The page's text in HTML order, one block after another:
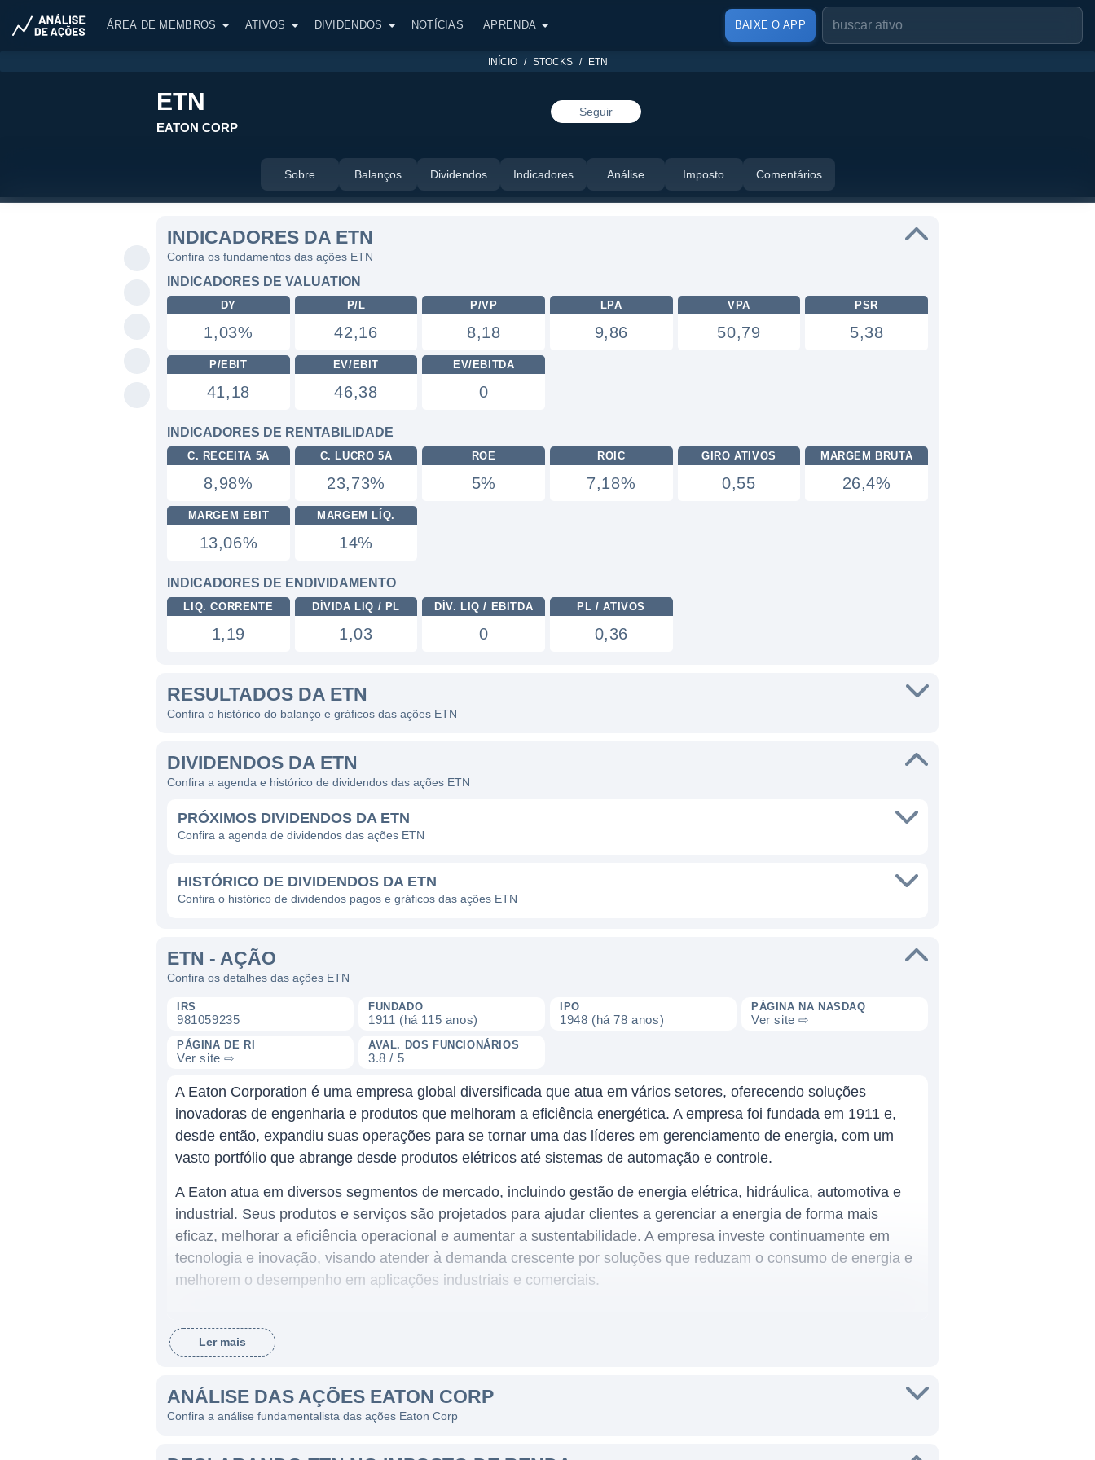
ÁREA DE MEMBROS ATIVOS DIVIDENDOS NOTÍCIAS APRENDA BAIXE O APP
INÍCIO STOCKS ETN
ETN
EATON CORP
Seguir
Sobre Balanços Dividendos Indicadores Análise Imposto Comentários
INDICADORES DA ETN
Confira os fundamentos das ações ETN
INDICADORES DE VALUATION
DY
1,03%
P/L
42,16
P/VP
8,18
LPA
9,86
VPA
50,79
PSR
5,38
P/EBIT
41,18
EV/EBIT
46,38
EV/EBITDA
0
INDICADORES DE RENTABILIDADE
C. RECEITA 5A
8,98%
C. LUCRO 5A
23,73%
ROE
5%
ROIC
7,18%
GIRO ATIVOS
0,55
MARGEM BRUTA
26,4%
MARGEM EBIT
13,06%
MARGEM LÍQ.
14%
INDICADORES DE ENDIVIDAMENTO
LIQ. CORRENTE
1,19
DÍVIDA LIQ / PL
1,03
DÍV. LIQ / EBITDA
0
PL / ATIVOS
0,36
RESULTADOS DA ETN
Confira o histórico do balanço e gráficos das ações ETN
DIVIDENDOS DA ETN
Confira a agenda e histórico de dividendos das ações ETN
PRÓXIMOS DIVIDENDOS DA ETN
Confira a agenda de dividendos das ações ETN
HISTÓRICO DE DIVIDENDOS DA ETN
Confira o histórico de dividendos pagos e gráficos das ações ETN
ETN - AÇÃO
Confira os detalhes das ações ETN
IRS
981059235
FUNDADO
1911 (há 115 anos)
IPO
1948 (há 78 anos)
PÁGINA NA NASDAQ
Ver site ⇨
PÁGINA DE RI
Ver site ⇨
AVAL. DOS FUNCIONÁRIOS
3.8 / 5
A Eaton Corporation é uma empresa global diversificada que atua em vários setores, oferecendo soluções
inovadoras de engenharia e produtos que melhoram a eficiência energética. A empresa foi fundada em 1911 e,
desde então, expandiu suas operações para se tornar uma das líderes em gerenciamento de energia, com um
vasto portfólio que abrange desde produtos elétricos até sistemas de automação e controle.
A Eaton atua em diversos segmentos de mercado, incluindo gestão de energia elétrica, hidráulica, automotiva e
industrial. Seus produtos e serviços são projetados para ajudar clientes a gerenciar a energia de forma mais
eficaz, melhorar a eficiência operacional e aumentar a sustentabilidade. A empresa investe continuamente em
tecnologia e inovação, visando atender à demanda crescente por soluções que reduzam o consumo de energia e
melhorem o desempenho em aplicações industriais e comerciais.
ATUAÇÃO DA EATON
O setor principal de atuação da Eaton é o gerenciamento de energia, onde oferece uma ampla gama de produtos,
incluindo disjuntores, transformadores, sistemas de energia ininterrupta (UPS) e soluções de automação. Esses
produtos são essenciais para a transferência e manejo seguro e eficiente da eletricidade em várias aplicações
industriais, comerciais e de infraestrutura.
Ler mais
ANÁLISE DAS AÇÕES EATON CORP
Confira a análise fundamentalista das ações Eaton Corp